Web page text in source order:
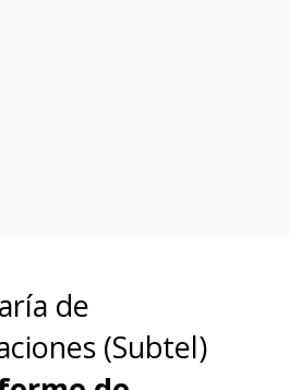
El despliegue
estable está
otoño de 2026,
de
(Subtel)